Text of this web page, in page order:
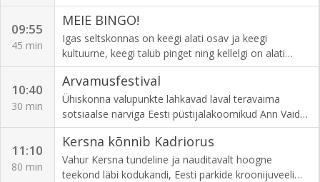
tema pere ja teised kogukonna liikmed söönuks
saaks. Denise ja Andy on tänast päeva kaua oodanud
- viimaks lasevad nad uue paadi vette. Jessie
valmistub talveks. Ta tahab aina mugavamalt elada ja
alustab ehitustöid. Sue kliendid on karibujahil ja karud
ei lase end kaua oodata.
09:55
45 min
MEIE BINGO!
Igas seltskonnas on keegi alati osav ja keegi
kultuurne, keegi talub pinget ning kellelgi on alati
õnne! Kuid kes see on? Sellele saame vastused
saates "MEIE BINGO!", kus igal kolmapäeval tuleb
külla üks vahva ja värvikas lotomängijate seltskond!
Samal ajal saavad ennast proovile panna ka vaatajad
kodudes ja selguvad ka Bingo loto võidunumbrid!
Saatejuhid Christopher Rajaveer ja Anne Mari Saks.
10:40
30 min
Arvamusfestival
Ühiskonna valupunkte lahkavad laval teravaima
sotsiaalse närviga Eesti püstijalakoomikud Ann Vaida,
Kaspar Kikerpill ja Ardo Asperk. Kolm korda kümme
minutit värskendavat vaadet elule, poliitikale ja sellele,
miks me kõik vahel tahaks lihtsalt naerda, et mitte
nutta. Teleülekande režissöör Rait Roland Veskemaa.
11:10
80 min
Kersna kõnnib Kadriorus
Vahur Kersna tundeline ja nauditavalt hoogne
teekond läbi kodukandi, Eesti parkide kroonijuveeli